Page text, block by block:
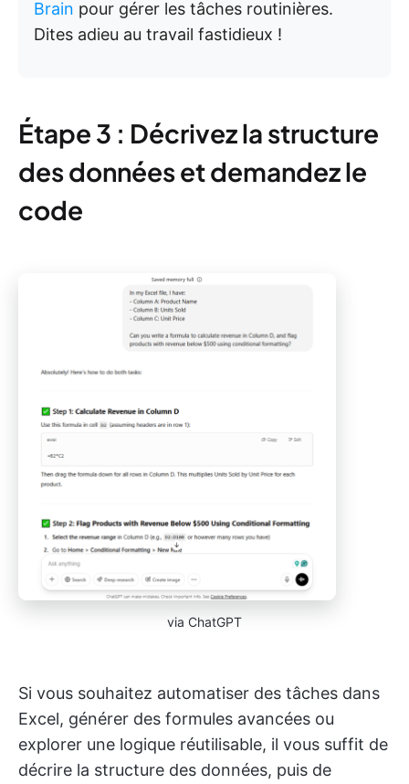
Brain pour gérer les tâches routinières.
Dites adieu au travail fastidieux !
Étape 3 : Décrivez la structure
des données et demandez le
code
via ChatGPT
Si vous souhaitez automatiser des tâches dans
Excel, générer des formules avancées ou
explorer une logique réutilisable, il vous suffit de
décrire la structure des données, puis de